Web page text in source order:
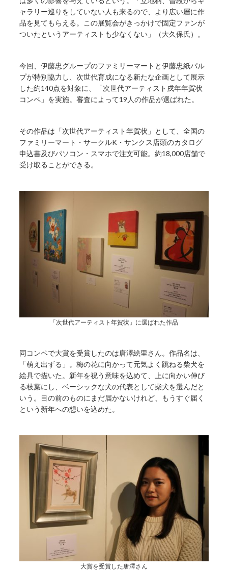
ャラリー巡りをしていない人も来るので、より広い層に作
品を見てもらえる。この展覧会がきっかけで固定ファンが
ついたというアーティストも少なくない」（大久保氏）。
今回、伊藤忠グループのファミリーマートと伊藤忠紙パル
プが特別協力し、次世代育成になる新たな企画として展示
した約140点を対象に、「次世代アーティスト戌年年賀状
コンペ」を実施。審査によって19人の作品が選ばれた。
その作品は「次世代アーティスト年賀状」として、全国の
ファミリーマート・サークルK・サンクス店頭のカタログ
申込書及びパソコン・スマホで注文可能。約18,000店舗で
受け取ることができる。
「次世代アーティスト年賀状」に選ばれた作品
同コンペで大賞を受賞したのは唐澤絵里さん。作品名は、
「萌え出ずる」。梅の花に向かって元気よく跳ねる柴犬を
絵具で描いた。新年を祝う意味を込めて、上に向かい伸び
る枝葉にし、ベーシックな犬の代表として柴犬を選んだと
いう。目の前のものにまだ届かないけれど、もうすぐ届く
という新年への想いを込めた。
大賞を受賞した唐澤さん